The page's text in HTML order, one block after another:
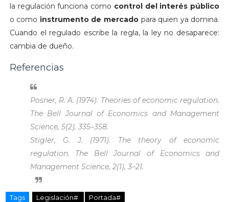
la regulación funciona como control del interés público
o como instrumento de mercado para quien ya domina.
Cuando el regulado escribe la regla, la ley no desaparece:
cambia de dueño.
Referencias
Posner, R. A. (1974). Theories of economic regulation.
The Bell Journal of Economics and Management
Science, 5(2), 335–358.
Stigler, G. J. (1971). The theory of economic
regulation. The Bell Journal of Economics and
Management Science, 2(1), 3–21.
Tags Legislación# Portada#